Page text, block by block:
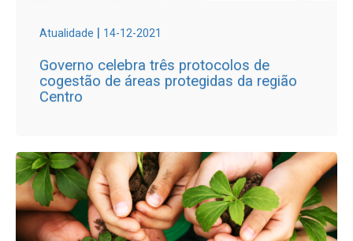
Atualidade | 14-12-2021
Governo celebra três protocolos de
cogestão de áreas protegidas da região
Centro